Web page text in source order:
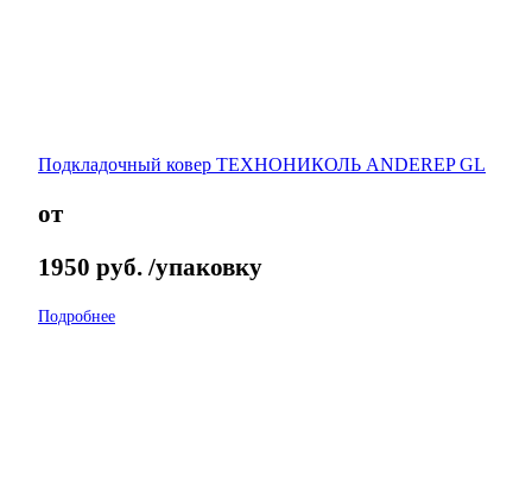
Подкладочный ковер ТЕХНОНИКОЛЬ ANDEREP GL
от
1950 руб. /упаковку
Подробнее